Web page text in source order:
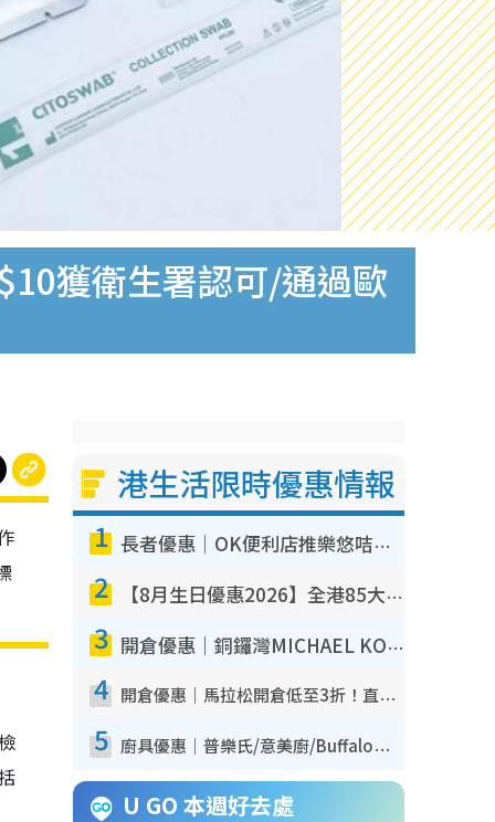
獲衛生署認可/通過歐
港生活限時優惠情報
1 長者優惠｜OK便利店推樂悠咭優惠！買麵包/牛奶/保健品拍卡即減
2 【8月生日優惠2026】全港85大食買玩著數攻略 自助餐/火鍋放題同行免費＋誠品/DONKI送現金券
3 開倉優惠｜銅鑼灣MICHAEL KORS開倉低至17折！直擊$500起買手袋/銀包/鞋款 必買經典Jet Set系列
4 開倉優惠｜馬拉松開倉低至3折！直擊$99起買adidas／New Balance／Puma鞋款 STANLEY保溫杯劈價至$119起
5 廚具優惠｜普樂氏/意美廚/Buffalo廚具低至3折！$89起買煎鍋／炒鑊／個人鍋 同場小家電激減至$99起
U GO 本週好去處